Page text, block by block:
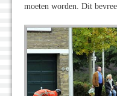
moeten worden. Dit